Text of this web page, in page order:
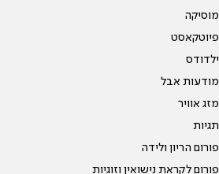
מוסיקה
פיוטקאסט
ילדודס
מודעות אבל
מזג אוויר
תגיות
פורום הריון ולידה
פורום לקראת נישואין וזוגיות